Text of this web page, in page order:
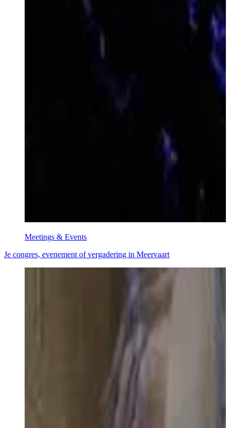
Meetings & Events
Je congres, evenement of vergadering in Meervaart